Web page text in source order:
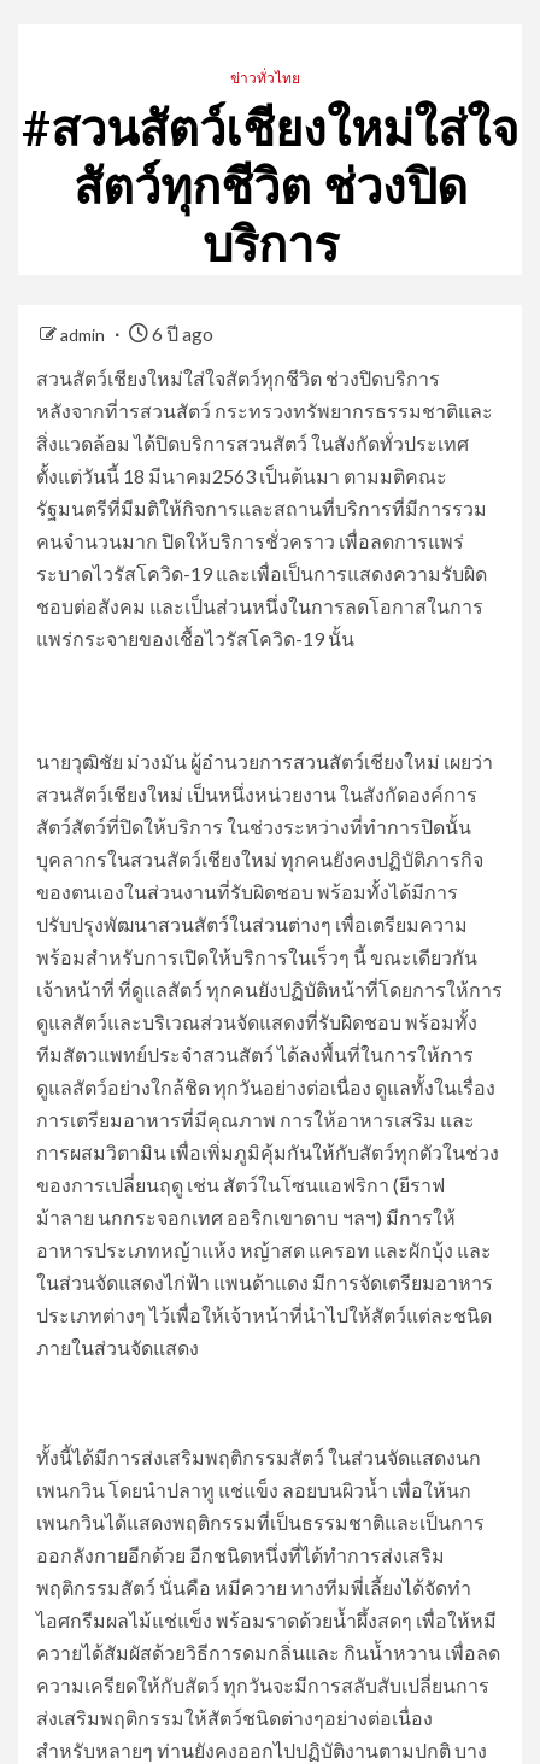
ข่าวทั่วไทย
#สวนสัตว์เชียงใหม่ใส่ใจ
สัตว์ทุกชีวิต ช่วงปิด
บริการ
admin
6 ปี ago
สวนสัตว์เชียงใหม่ใส่ใจสัตว์ทุกชีวิต ช่วงปิดบริการ
หลังจากที่ารสวนสัตว์ กระทรวงทรัพยากรธรรมชาติและ
สิ่งแวดล้อม ได้ปิดบริการสวนสัตว์ ในสังกัดทั่วประเทศ
ตั้งแต่วันนี้ 18 มีนาคม2563 เป็นต้นมา ตามมติคณะ
รัฐมนตรีที่มีมติให้กิจการและสถานที่บริการที่มีการรวม
คนจำนวนมาก ปิดให้บริการชั่วคราว เพื่อลดการแพร่
ระบาดไวรัสโควิด-19 และเพื่อเป็นการแสดงความรับผิด
ชอบต่อสังคม และเป็นส่วนหนึ่งในการลดโอกาสในการ
แพร่กระจายของเชื้อไวรัสโควิด-19 นั้น
นายวุฒิชัย ม่วงมัน ผู้อำนวยการสวนสัตว์เชียงใหม่ เผยว่า
สวนสัตว์เชียงใหม่ เป็นหนึ่งหน่วยงาน ในสังกัดองค์การ
สัตว์สัตว์ที่ปิดให้บริการ ในช่วงระหว่างที่ทำการปิดนั้น
บุคลากรในสวนสัตว์เชียงใหม่ ทุกคนยังคงปฏิบัติภารกิจ
ของตนเองในส่วนงานที่รับผิดชอบ พร้อมทั้งได้มีการ
ปรับปรุงพัฒนาสวนสัตว์ในส่วนต่างๆ เพื่อเตรียมความ
พร้อมสำหรับการเปิดให้บริการในเร็วๆ นี้ ขณะเดียวกัน
เจ้าหน้าที่ ที่ดูแลสัตว์ ทุกคนยังปฏิบัติหน้าที่โดยการให้การ
ดูแลสัตว์และบริเวณส่วนจัดแสดงที่รับผิดชอบ พร้อมทั้ง
ทีมสัตวแพทย์ประจำสวนสัตว์ ได้ลงพื้นที่ในการให้การ
ดูแลสัตว์อย่างใกล้ชิด ทุกวันอย่างต่อเนื่อง ดูแลทั้งในเรื่อง
การเตรียมอาหารที่มีคุณภาพ การให้อาหารเสริม และ
การผสมวิตามิน เพื่อเพิ่มภูมิคุ้มกันให้กับสัตว์ทุกตัวในช่วง
ของการเปลี่ยนฤดู เช่น สัตว์ในโซนแอฟริกา (ยีราฟ
ม้าลาย นกกระจอกเทศ ออริกเขาดาบ ฯลฯ) มีการให้
อาหารประเภทหญ้าแห้ง หญ้าสด แครอท และผักบุ้ง และ
ในส่วนจัดแสดงไก่ฟ้า แพนด้าแดง มีการจัดเตรียมอาหาร
ประเภทต่างๆ ไว้เพื่อให้เจ้าหน้าที่นำไปให้สัตว์แต่ละชนิด
ภายในส่วนจัดแสดง
ทั้งนี้ได้มีการส่งเสริมพฤติกรรมสัตว์ ในส่วนจัดแสดงนก
เพนกวิน โดยนำปลาทู แช่แข็ง ลอยบนผิวน้ำ เพื่อให้นก
เพนกวินได้แสดงพฤติกรรมที่เป็นธรรมชาติและเป็นการ
ออกลังกายอีกด้วย อีกชนิดหนึ่งที่ได้ทำการส่งเสริม
พฤติกรรมสัตว์ นั่นคือ หมีควาย ทางทีมพี่เลี้ยงได้จัดทำ
ไอศกรีมผลไม้แช่แข็ง พร้อมราดด้วยน้ำผึ้งสดๆ เพื่อให้หมี
ควายได้สัมผัสด้วยวิธีการดมกลิ่นและ กินน้ำหวาน เพื่อลด
ความเครียดให้กับสัตว์ ทุกวันจะมีการสลับสับเปลี่ยนการ
ส่งเสริมพฤติกรรมให้สัตว์ชนิดต่างๆอย่างต่อเนื่อง
สำหรับหลายๆ ท่านยังคงออกไปปฏิบัติงานตามปกติ บาง